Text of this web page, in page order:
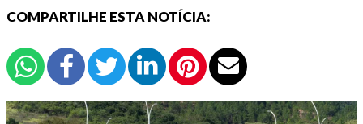
COMPARTILHE ESTA NOTÍCIA: